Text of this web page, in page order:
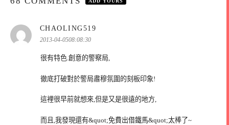
CHAOLING519
2013-04-0508:08:30
很有特色.創意的警察局,
徹底打破對於警局肅穆氛圍的刻板印象!
這裡很早前就想來,但是又是很遠的地方,
而且,我發現還有&quot;免費出借鐵馬&quot;太棒了~